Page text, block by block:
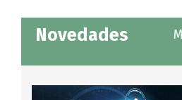
Novedades